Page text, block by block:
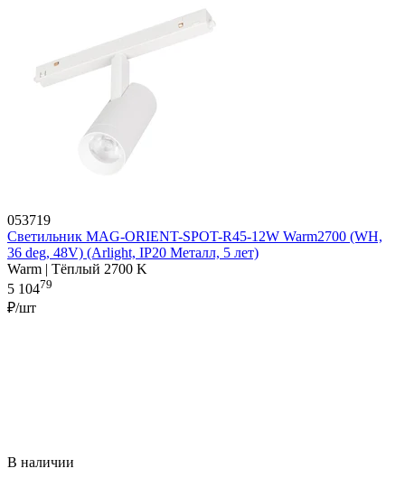
053719
Светильник MAG-ORIENT-SPOT-R45-12W Warm2700 (WH,
36 deg, 48V) (Arlight, IP20 Металл, 5 лет)
Warm | Тёплый 2700 K
5 10479
₽/шт
В наличии